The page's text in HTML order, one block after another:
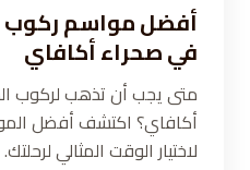
أفضل مواسم ركوب
في صحراء أكافاي
متى يجب أن تذهب لركوب
أكافاي؟ اكتشف أفضل
لاختيار الوقت المثالي لرحلتك.